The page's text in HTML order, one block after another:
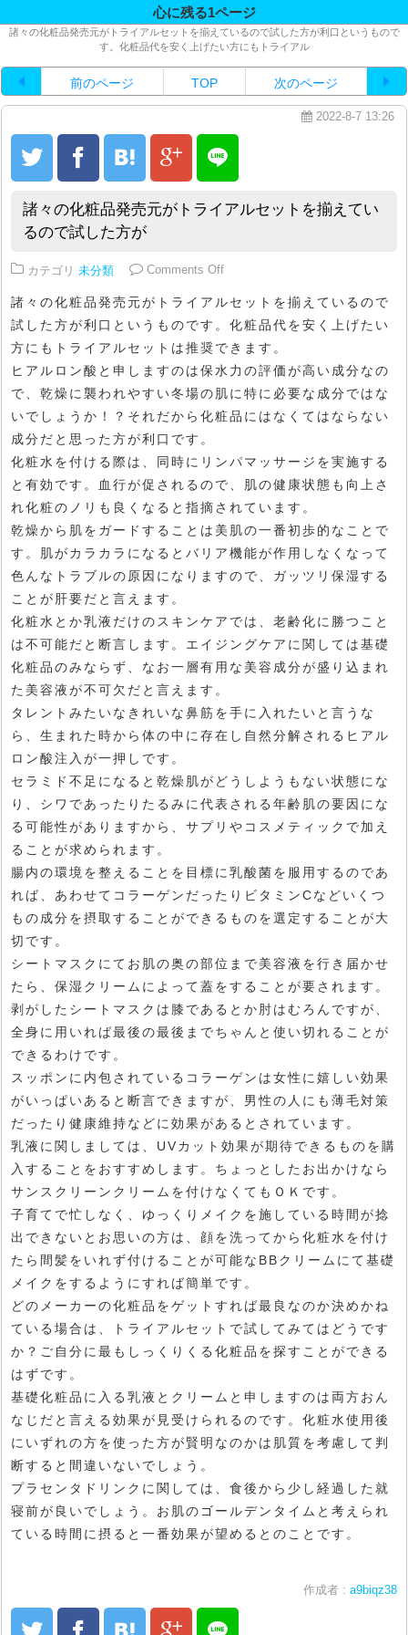
心に残る1ページ
諸々の化粧品発売元がトライアルセットを揃えているので試した方が利口というもので
す。化粧品代を安く上げたい方にもトライアル
前のページ TOP 次のページ
2022-8-7 13:26
諸々の化粧品発売元がトライアルセットを揃えてい
るので試した方が
カテゴリ 未分類 Comments Offon 諸々の化粧品発売元がトライ
諸々の化粧品発売元がトライアルセットを揃えているので
試した方が利口というものです。化粧品代を安く上げたい
方にもトライアルセットは推奨できます。
ヒアルロン酸と申しますのは保水力の評価が高い成分なの
で、乾燥に襲われやすい冬場の肌に特に必要な成分ではな
いでしょうか！？それだから化粧品にはなくてはならない
成分だと思った方が利口です。
化粧水を付ける際は、同時にリンパマッサージを実施する
と有効です。血行が促されるので、肌の健康状態も向上さ
れ化粧のノリも良くなると指摘されています。
乾燥から肌をガードすることは美肌の一番初歩的なことで
す。肌がカラカラになるとバリア機能が作用しなくなって
色んなトラブルの原因になりますので、ガッツリ保湿する
ことが肝要だと言えます。
化粧水とか乳液だけのスキンケアでは、老齢化に勝つこと
は不可能だと断言します。エイジングケアに関しては基礎
化粧品のみならず、なお一層有用な美容成分が盛り込まれ
た美容液が不可欠だと言えます。
タレントみたいなきれいな鼻筋を手に入れたいと言うな
ら、生まれた時から体の中に存在し自然分解されるヒアル
ロン酸注入が一押しです。
セラミド不足になると乾燥肌がどうしようもない状態にな
り、シワであったりたるみに代表される年齢肌の要因にな
る可能性がありますから、サプリやコスメティックで加え
ることが求められます。
腸内の環境を整えることを目標に乳酸菌を服用するのであ
れば、あわせてコラーゲンだったりビタミンCなどいくつ
もの成分を摂取することができるものを選定することが大
切です。
シートマスクにてお肌の奥の部位まで美容液を行き届かせ
たら、保湿クリームによって蓋をすることが要されます。
剥がしたシートマスクは膝であるとか肘はむろんですが、
全身に用いれば最後の最後までちゃんと使い切れることが
できるわけです。
スッポンに内包されているコラーゲンは女性に嬉しい効果
がいっぱいあると断言できますが、男性の人にも薄毛対策
だったり健康維持などに効果があるとされています。
乳液に関しましては、UVカット効果が期待できるものを購
入することをおすすめします。ちょっとしたお出かけなら
サンスクリーンクリームを付けなくてもＯＫです。
子育てで忙しなく、ゆっくりメイクを施している時間が捻
出できないとお思いの方は、顔を洗ってから化粧水を付け
たら間髪をいれず付けることが可能なBBクリームにて基礎
メイクをするようにすれば簡単です。
どのメーカーの化粧品をゲットすれば最良なのか決めかね
ている場合は、トライアルセットで試してみてはどうです
か？ご自分に最もしっくりくる化粧品を探すことができる
はずです。
基礎化粧品に入る乳液とクリームと申しますのは両方おん
なじだと言える効果が見受けられるのです。化粧水使用後
にいずれの方を使った方が賢明なのかは肌質を考慮して判
断すると間違いないでしょう。
プラセンタドリンクに関しては、食後から少し経過した就
寝前が良いでしょう。お肌のゴールデンタイムと考えられ
ている時間に摂ると一番効果が望めるとのことです。
作成者 : a9biqz38